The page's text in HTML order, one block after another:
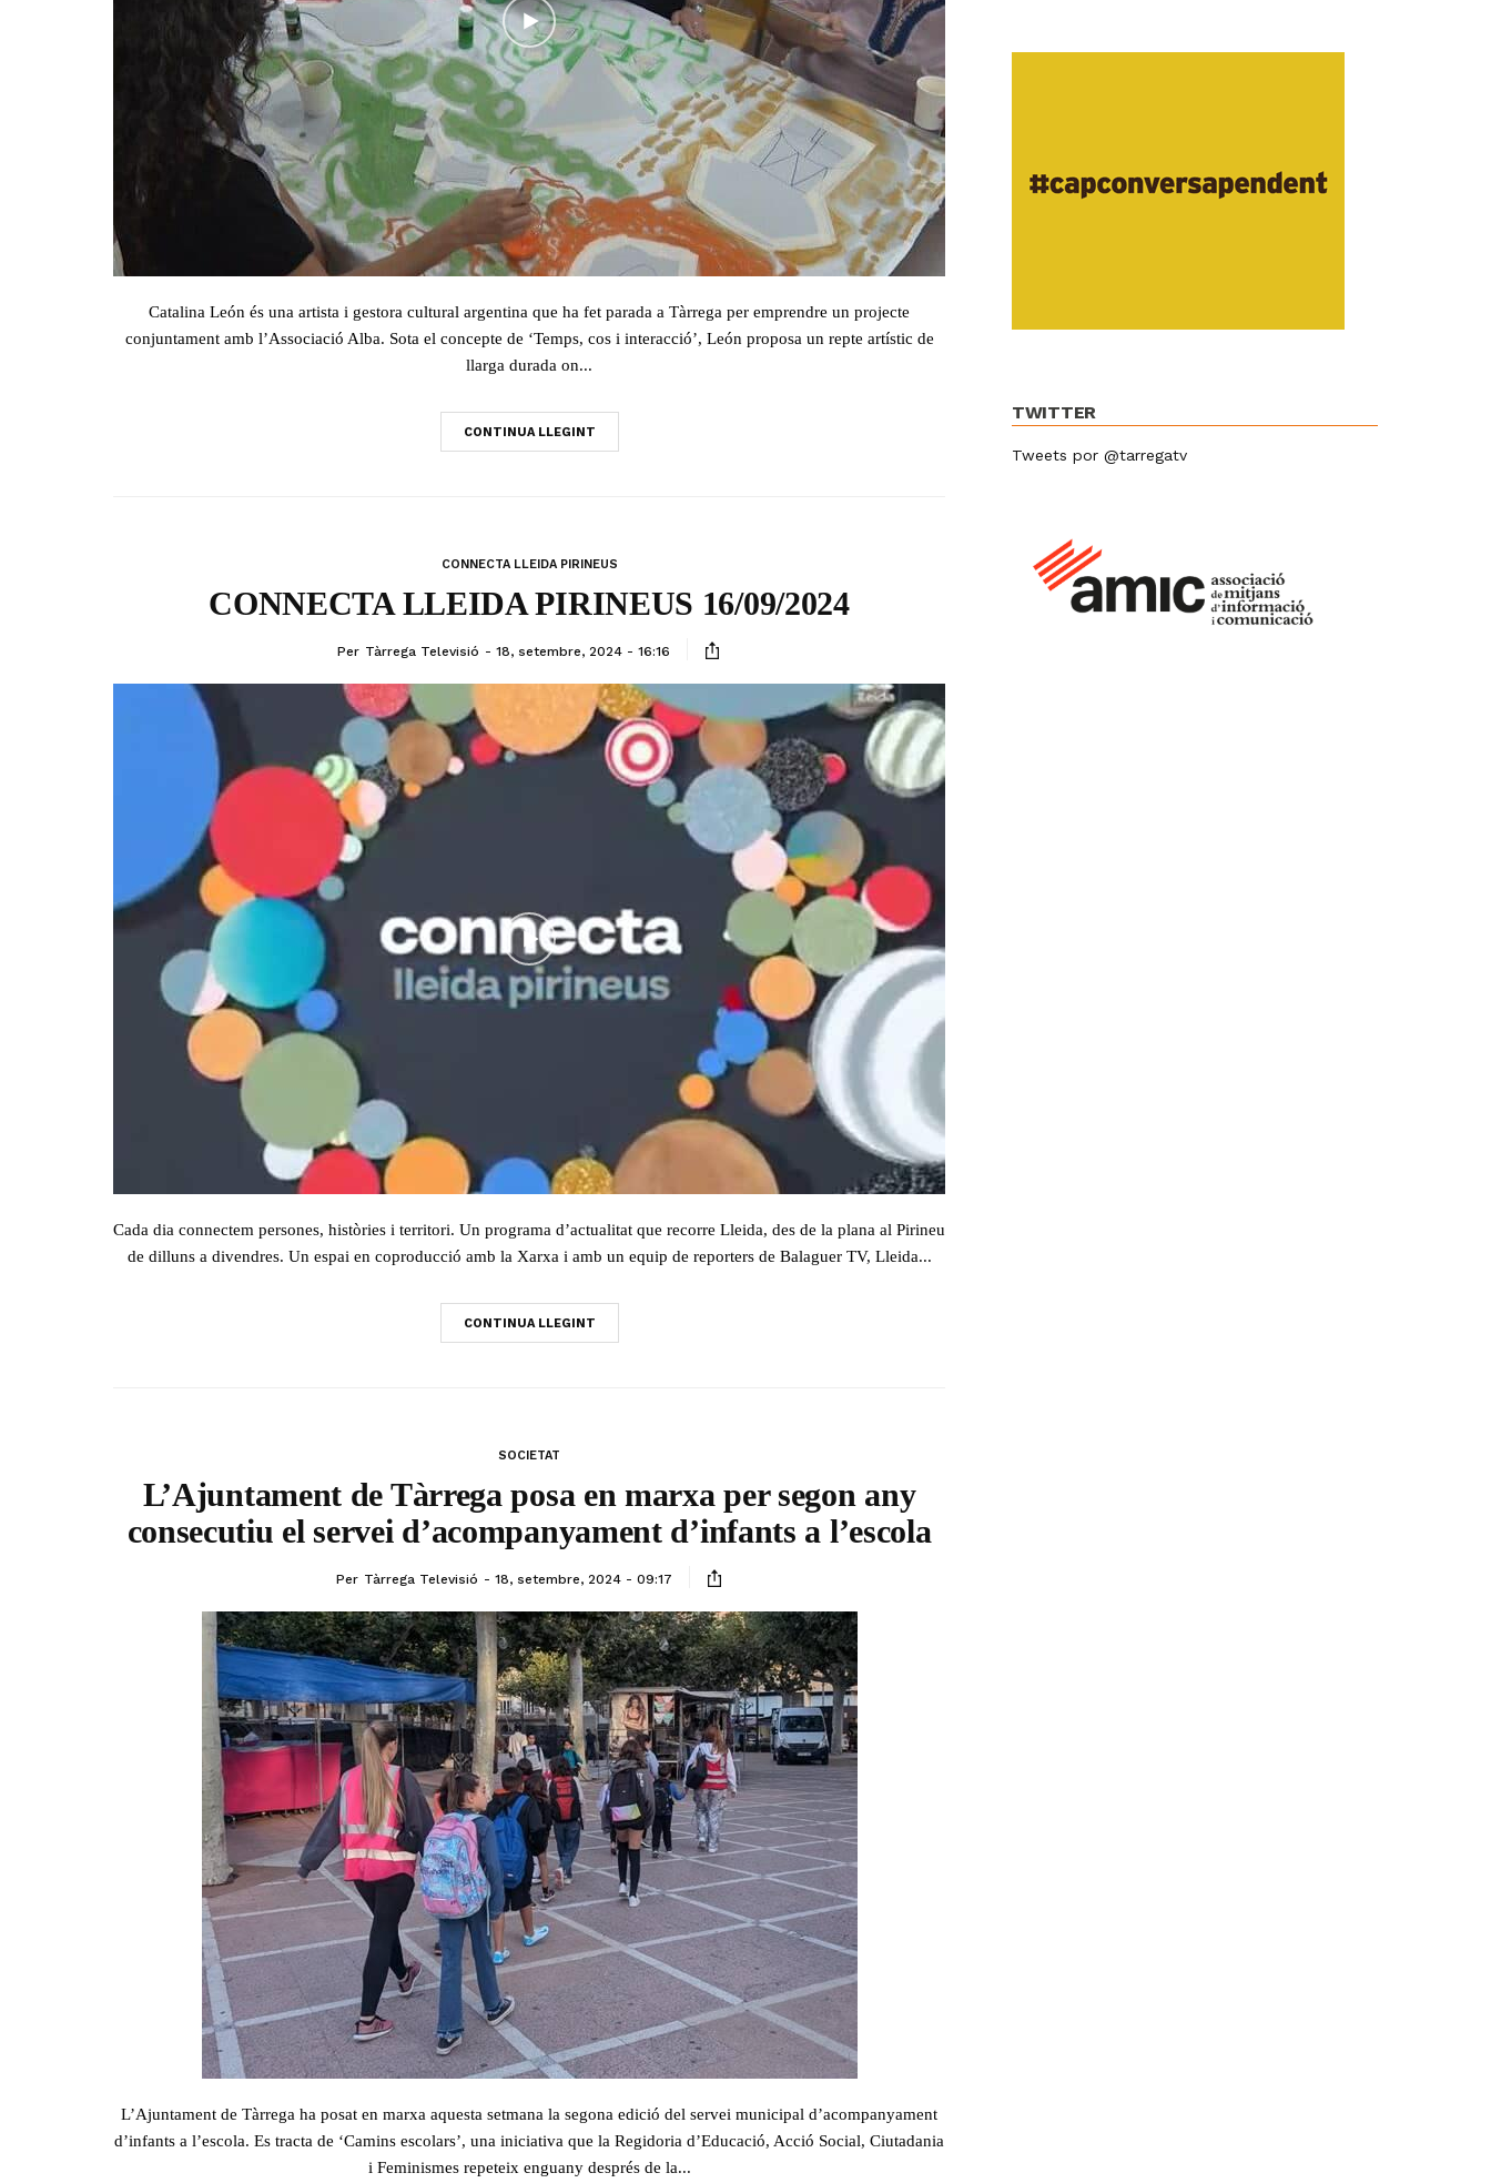
Catalina León és una artista i gestora cultural argentina que ha fet parada a Tàrrega per emprendre un projecte
conjuntament amb l’Associació Alba. Sota el concepte de ‘Temps, cos i interacció’, León proposa un repte artístic de
llarga durada on...
CONTINUA LLEGINT
CONNECTA LLEIDA PIRINEUS
CONNECTA LLEIDA PIRINEUS 16/09/2024
Per Tàrrega Televisió 18, setembre, 2024 - 16:16
Cada dia connectem persones, històries i territori. Un programa d’actualitat que recorre Lleida, des de la plana al Pirineu
de dilluns a divendres. Un espai en coproducció amb la Xarxa i amb un equip de reporters de Balaguer TV, Lleida...
CONTINUA LLEGINT
SOCIETAT
L’Ajuntament de Tàrrega posa en marxa per segon any
consecutiu el servei d’acompanyament d’infants a l’escola
Per Tàrrega Televisió 18, setembre, 2024 - 09:17
L’Ajuntament de Tàrrega ha posat en marxa aquesta setmana la segona edició del servei municipal d’acompanyament
d’infants a l’escola. Es tracta de ‘Camins escolars’, una iniciativa que la Regidoria d’Educació, Acció Social, Ciutadania
i Feminismes repeteix enguany després de la...
TWITTER
Tweets por @tarregatv